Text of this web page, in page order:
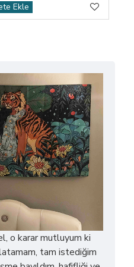
Ekle
o karar mutluyum ki
tam istediğim